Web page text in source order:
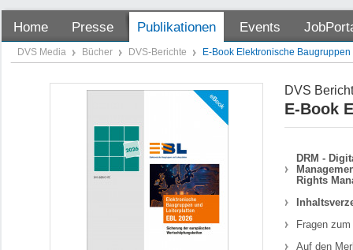
Home Presse Publikationen Events
DVS Media Bücher DVS-Berichte E-Book Elektronische
DVS
E-Book
DRM -
Rights
Fragen
Auf den